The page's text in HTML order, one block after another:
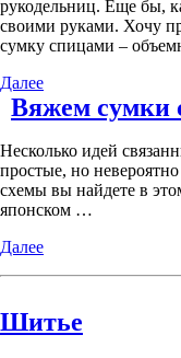
рукодельниц. Еще бы,
своими руками. Хочу
сумку спицами –
Далее
Вяжем сумки
Несколько идей
простые, но
схемы вы найдете в
японском …
Далее
Шитье